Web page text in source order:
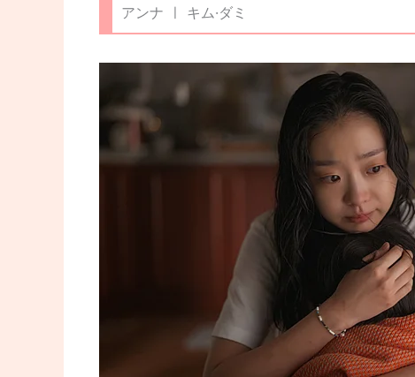
アンナ ㅣ キム·ダミ